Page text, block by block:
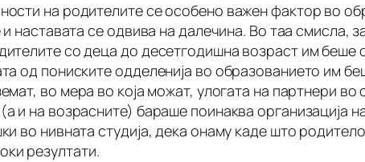
на родителите се особено важен фактор во
наставата се одвива на далечина. Во таа смисла,
со деца до десетгодишна возраст им
од пониските одделенија во образованието им
во мера во која можат, улогата на партнери
на возрасните) бараше поинаква организација
во нивната студија, дека онаму каде што
резултати.